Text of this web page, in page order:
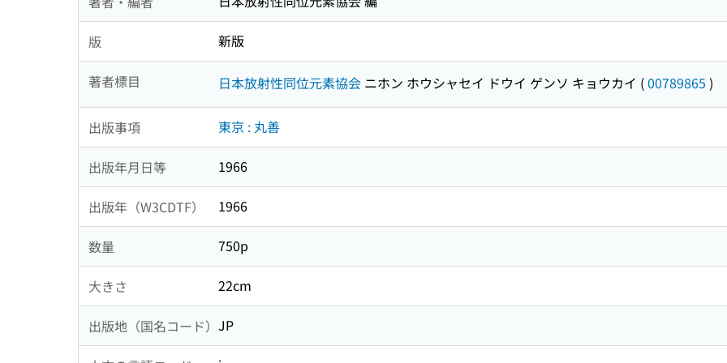
版 新版
著者標目 日本放射性同位元素協会 ニホン ホウシャセイ ドウイ ゲンソ キョウカイ (00789865 )
出版事項 東京 : 丸善
出版年月日等 1966
出版年（W3CDTF） 1966
数量 750p
大きさ 22cm
出版地（国名コード） JP